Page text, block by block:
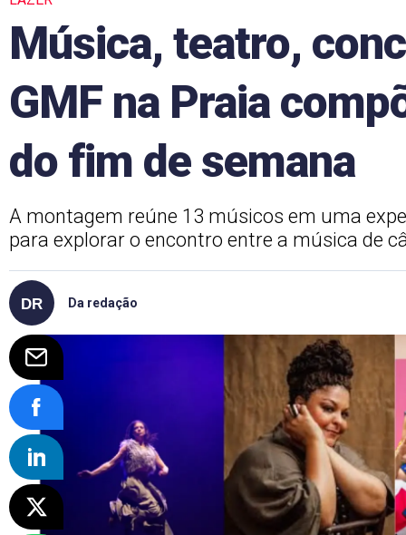
Música, teatro,
GMF na Praia
do fim de semana
A montagem reúne 13 músicos em uma
para explorar o encontro entre a música de
Da redação